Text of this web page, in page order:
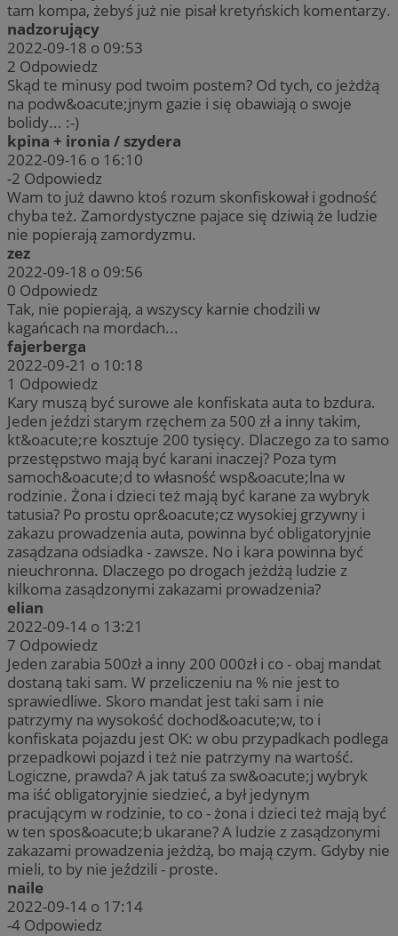
tam kompa, żebyś już nie pisał kretyńskich komentarzy.
nadzorujący
2022-09-18 o 09:53
2 Odpowiedz
Skąd te minusy pod twoim postem? Od tych, co jeżdżą
na podw&oacute;jnym gazie i się obawiają o swoje
bolidy... :-)
kpina + ironia / szydera
2022-09-16 o 16:10
-2 Odpowiedz
Wam to już dawno ktoś rozum skonfiskował i godność
chyba też. Zamordystyczne pajace się dziwią że ludzie
nie popierają zamordyzmu.
zez
2022-09-18 o 09:56
0 Odpowiedz
Tak, nie popierają, a wszyscy karnie chodzili w
kagańcach na mordach...
fajerberga
2022-09-21 o 10:18
1 Odpowiedz
Kary muszą być surowe ale konfiskata auta to bzdura.
Jeden jeździ starym rzęchem za 500 zł a inny takim,
kt&oacute;re kosztuje 200 tysięcy. Dlaczego za to samo
przestępstwo mają być karani inaczej? Poza tym
samoch&oacute;d to własność wsp&oacute;lna w
rodzinie. Żona i dzieci też mają być karane za wybryk
tatusia? Po prostu opr&oacute;cz wysokiej grzywny i
zakazu prowadzenia auta, powinna być obligatoryjnie
zasądzana odsiadka - zawsze. No i kara powinna być
nieuchronna. Dlaczego po drogach jeżdżą ludzie z
kilkoma zasądzonymi zakazami prowadzenia?
elian
2022-09-14 o 13:21
7 Odpowiedz
Jeden zarabia 500zł a inny 200 000zł i co - obaj mandat
dostaną taki sam. W przeliczeniu na % nie jest to
sprawiedliwe. Skoro mandat jest taki sam i nie
patrzymy na wysokość dochod&oacute;w, to i
konfiskata pojazdu jest OK: w obu przypadkach podlega
przepadkowi pojazd i też nie patrzymy na wartość.
Logiczne, prawda? A jak tatuś za sw&oacute;j wybryk
ma iść obligatoryjnie siedzieć, a był jedynym
pracującym w rodzinie, to co - żona i dzieci też mają być
w ten spos&oacute;b ukarane? A ludzie z zasądzonymi
zakazami prowadzenia jeżdżą, bo mają czym. Gdyby nie
mieli, to by nie jeździli - proste.
naile
2022-09-14 o 17:14
-4 Odpowiedz